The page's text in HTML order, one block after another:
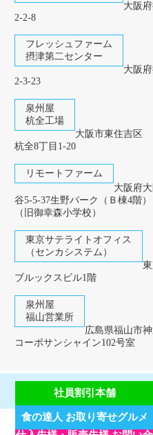
大阪
2-2-8
フレッシュファーム
摂津第二センター
大阪
2-3-23
泉州屋
杭全工場
大阪市東住吉区
杭全8丁目1-20
リモートファーム
大阪府
谷5-5-37生野パーク（Ｂ棟4階）
（旧御幸森小学校）
東京サテライトオフィス
（センカシステム）
ブルックスビル1階
泉州屋
福山営業所
広島県福山市
コーポサンシャイン102号室
Copyright
社員割引本舗
食の達人 お取り寄せグルメ